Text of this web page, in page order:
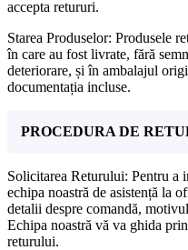
accepta retururi.
Starea Produselor: Produsele
în care au fost livrate, fără
deteriorare, și în ambalajul
documentația incluse.
PROCEDURA DE
Solicitarea Returului: Pentru a
echipa noastră de asistență la
detalii despre comandă,
Echipa noastră vă va ghida
returului.